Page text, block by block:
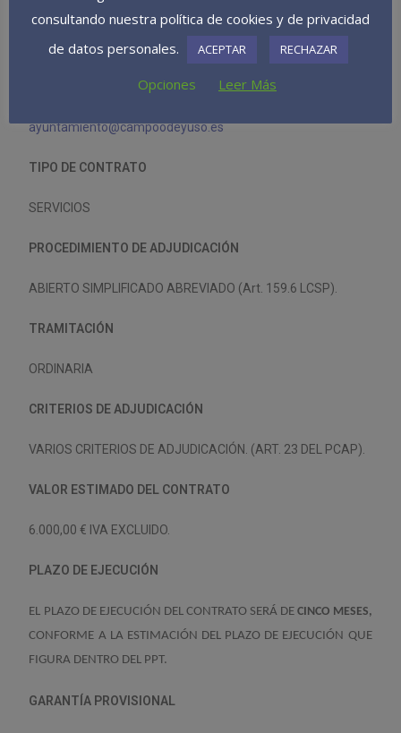
OBTENCIÓN DE DOCUMENTACIÓN
AYUNTAMIENTO DE CAMPOO DE YUSO, BARRIO LA
ayuntamiento@campoodeyuso.es
TIPO DE CONTRATO
SERVICIOS
PROCEDIMIENTO DE ADJUDICACIÓN
ABIERTO SIMPLIFICADO ABREVIADO (Art. 159.6 LCSP).
TRAMITACIÓN
ORDINARIA
CRITERIOS DE ADJUDICACIÓN
VARIOS CRITERIOS DE ADJUDICACIÓN. (ART. 23 DEL PCAP).
VALOR ESTIMADO DEL CONTRATO
6.000,00 € IVA EXCLUIDO.
PLAZO DE EJECUCIÓN
EL PLAZO DE EJECUCIÓN DEL CONTRATO SERÁ DECINCO MESES,
CONFORME A LA ESTIMACIÓN DEL PLAZO DE EJECUCIÓN QUE
FIGURA DENTRO DEL PPT.
GARANTÍA PROVISIONAL
consultando nuestra política de cookies y de privacidad
de datos personales.
ACEPTAR RECHAZAR
Opciones Leer Más